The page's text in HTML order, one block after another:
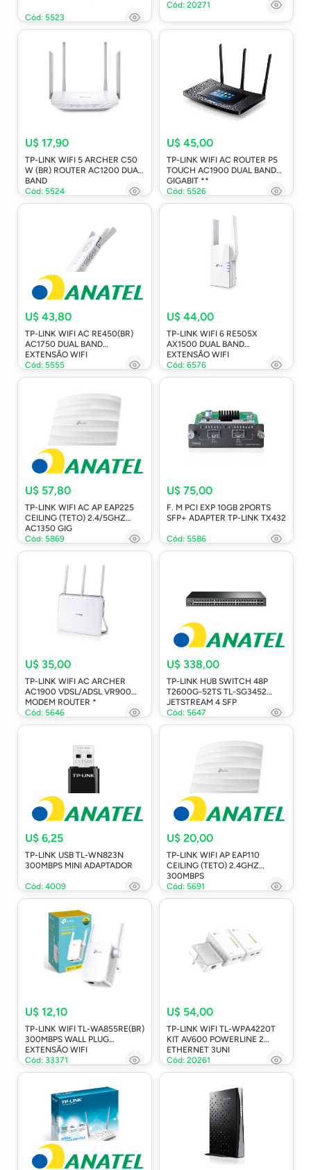
Cód: 5523
Cód: 20271
U$ 17,90
TP-LINK WIFI 5 ARCHER C50
W (BR) ROUTER AC1200 DUAL
BAND
Cód: 5524
U$ 45,00
TP-LINK WIFI AC ROUTER P5
TOUCH AC1900 DUAL BAND
GIGABIT **
Cód: 5526
U$ 43,80
TP-LINK WIFI AC RE450(BR)
AC1750 DUAL BAND
EXTENSÃO WIFI
Cód: 5555
U$ 44,00
TP-LINK WIFI 6 RE505X
AX1500 DUAL BAND
EXTENSÃO WIFI
Cód: 6576
U$ 57,80
TP-LINK WIFI AC AP EAP225
CEILING (TETO) 2.4/5GHZ
AC1350 GIG
Cód: 5869
U$ 75,00
F. M PCI EXP 10GB 2PORTS
SFP+ ADAPTER TP-LINK TX432
Cód: 5586
U$ 35,00
TP-LINK WIFI AC ARCHER
AC1900 VDSL/ADSL VR900
MODEM ROUTER *
Cód: 5646
U$ 338,00
TP-LINK HUB SWITCH 48P
T2600G-52TS TL-SG3452
JETSTREAM 4 SFP
Cód: 5647
U$ 6,25
TP-LINK USB TL-WN823N
300MBPS MINI ADAPTADOR
Cód: 4009
U$ 20,00
TP-LINK WIFI AP EAP110
CEILING (TETO) 2.4GHZ
300MBPS
Cód: 5691
U$ 12,10
TP-LINK WIFI TL-WA855RE(BR)
300MBPS WALL PLUG
EXTENSÃO WIFI
Cód: 33371
U$ 54,00
TP-LINK WIFI TL-WPA4220T
KIT AV600 POWERLINE 2
ETHERNET 3UNI
Cód: 20261